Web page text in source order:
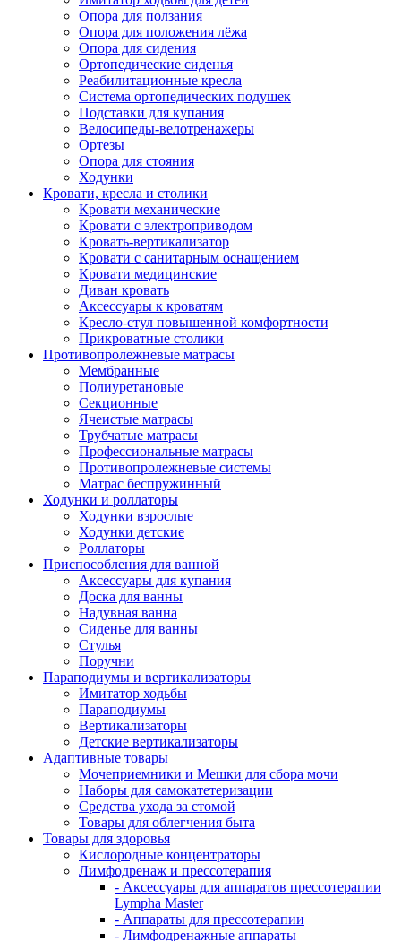
Опора для ползания
Опора для положения лёжа
Опора для сидения
Ортопедические сиденья
Реабилитационные кресла
Система ортопедических подушек
Подставки для купания
Велосипеды-велотренажеры
Ортезы
Опора для стояния
Ходунки
Кровати, кресла и столики
Кровати механические
Кровати с электроприводом
Кровать-вертикализатор
Кровати с санитарным оснащением
Кровати медицинские
Диван кровать
Аксессуары к кроватям
Кресло-стул повышенной комфортности
Прикроватные столики
Противопролежневые матрасы
Мембранные
Полиуретановые
Секционные
Ячеистые матрасы
Трубчатые матрасы
Профессиональные матрасы
Противопролежневые системы
Матрас беспружинный
Ходунки и роллаторы
Ходунки взрослые
Ходунки детские
Роллаторы
Приспособления для ванной
Аксессуары для купания
Доска для ванны
Надувная ванна
Сиденье для ванны
Стулья
Поручни
Параподиумы и вертикализаторы
Имитатор ходьбы
Параподиумы
Вертикализаторы
Детские вертикализаторы
Адаптивные товары
Мочеприемники и Мешки для сбора мочи
Наборы для самокатетеризации
Средства ухода за стомой
Товары для облегчения быта
Товары для здоровья
Кислородные концентраторы
Лимфодренаж и прессотерапия
- Аксессуары для аппаратов прессотерапии
Lympha Master
- Аппараты для прессотерапии
- Лимфодренажные аппараты